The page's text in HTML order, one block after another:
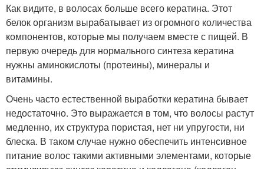
Как видите, в волосах больше всего кератина. Этот
белок организм вырабатывает из огромного количества
компонентов, которые мы получаем вместе с пищей. В
первую очередь для нормального синтеза кератина
нужны аминокислоты (протеины), минералы и
витамины.
Очень часто естественной выработки кератина бывает
недостаточно. Это выражается в том, что волосы растут
медленно, их структура пористая, нет ни упругости, ни
блеска. В таком случае нужно обеспечить интенсивное
питание волос такими активными элементами, которые